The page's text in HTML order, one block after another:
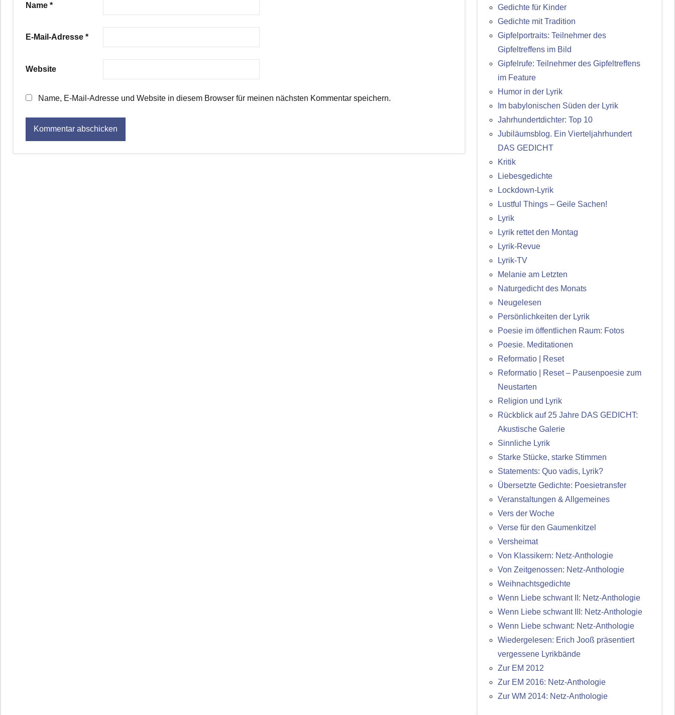
Name *
E-Mail-Adresse *
Website
Name, E-Mail-Adresse und Website in diesem Browser für meinen nächsten Kommentar speichern.
Gedichte für Kinder
Gedichte mit Tradition
Gipfelportraits: Teilnehmer des
Gipfeltreffens im Bild
Gipfelrufe: Teilnehmer des Gipfeltreffens
im Feature
Humor in der Lyrik
Im babylonischen Süden der Lyrik
Jahrhundertdichter: Top 10
Jubiläumsblog. Ein Vierteljahrhundert
DAS GEDICHT
Kritik
Liebesgedichte
Lockdown-Lyrik
Lustful Things – Geile Sachen!
Lyrik
Lyrik rettet den Montag
Lyrik-Revue
Lyrik-TV
Melanie am Letzten
Naturgedicht des Monats
Neugelesen
Persönlichkeiten der Lyrik
Poesie im öffentlichen Raum: Fotos
Poesie. Meditationen
Reformatio | Reset
Reformatio | Reset – Pausenpoesie zum
Neustarten
Religion und Lyrik
Rückblick auf 25 Jahre DAS GEDICHT:
Akustische Galerie
Sinnliche Lyrik
Starke Stücke, starke Stimmen
Statements: Quo vadis, Lyrik?
Übersetzte Gedichte: Poesietransfer
Veranstaltungen & Allgemeines
Vers der Woche
Verse für den Gaumenkitzel
Versheimat
Von Klassikern: Netz-Anthologie
Von Zeitgenossen: Netz-Anthologie
Weihnachtsgedichte
Wenn Liebe schwant II: Netz-Anthologie
Wenn Liebe schwant III: Netz-Anthologie
Wenn Liebe schwant: Netz-Anthologie
Wiedergelesen: Erich Jooß präsentiert
vergessene Lyrikbände
Zur EM 2012
Zur EM 2016: Netz-Anthologie
Zur WM 2014: Netz-Anthologie